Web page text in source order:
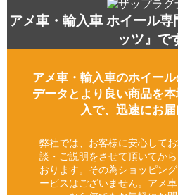
アメ車・輸入車 ホイール
ッツ』で
アメ車・輸入車のホイー
データとより良い商品を
入で、迅速にお届
弊社では、お客様に安心して
談・ご説明をさせて頂いてか
おります。その為ショッピン
ービスはございません。アメ